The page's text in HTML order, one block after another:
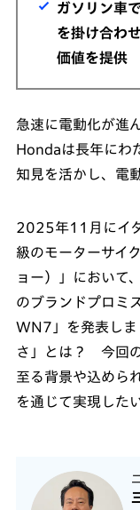
ガソリン車
を掛け合わ
価値を提供
急速に電動化が進
Hondaは長年にわ
知見を活かし、電
2025年11月にイ
級のモーターサイ
ョー）」において
のブランドプロミ
WN7」を発表しま
さ」とは？ 今回
至る背景や込めら
を通じて実現した